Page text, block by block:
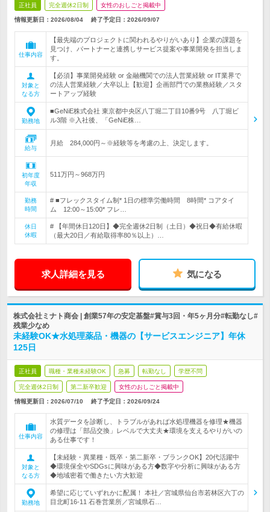
正社員 完全週休2日制 女性のおしごと掲載中
情報更新日：2026/08/04 終了予定日： 2026/09/07
仕事内容
【最先端のプロジェクトに関われるやりがいあり】企業の課題を
見つけ、パートナーと連携しサービス提案や事業開発を担当しま
す。
対象と
なる方
【必須】事業開発経験 or 金融機関での法人営業経験 or IT業界で
の法人営業経験／大卒以上【歓迎】企画部門での業務経験／スタ
ートアップ経験
勤務地
■GeNiE株式会社 東京都中央区八丁堀二丁目10番9号 八丁堀ビ
ル3階 ※入社後、「GeNiE株…
給与
月給 284,000円～※経験等を考慮の上、決定します。
初年度
年収
511万円～968万円
勤務
時間
# ■フレックスタイム制* 1日の標準労働時間 8時間* コアタイ
ム 12:00～15:00* フレ…
休日
休暇
# 【年間休日120日】◆完全週休2日制（土日）◆祝日◆有給休暇
（最大20日／有給取得率80％以上）…
求人詳細を見る 気になる
株式会社ミナト商会 | 創業57年の安定基盤#賞与3回・年5ヶ月分#転勤なし#
残業少なめ
未経験OK★水処理薬品・機器の【サービスエンジニア】年休
125日
正社員 職種・業種未経験OK 急募 転勤なし 学歴不問
完全週休2日制 第二新卒歓迎 女性のおしごと掲載中
情報更新日：2026/07/10 終了予定日： 2026/09/24
仕事内容
水質データを診断し、トラブルがあれば水処理機器を修理★機器
の修理は「部品交換」レベルで大丈夫★環境を支えるやりがいの
ある仕事です！
対象と
なる方
【未経験・異業種・既卒・第二新卒・ブランクOK】20代活躍中
◆環境保全やSDGsに興味がある方◆数字や分析に興味がある方
◆地域密着で働きたい方大歓迎
勤務地
希望に応じていずれかに配属！ 本社／宮城県仙台市若林区六丁の
目北町16-11 石巻営業所／宮城県石…